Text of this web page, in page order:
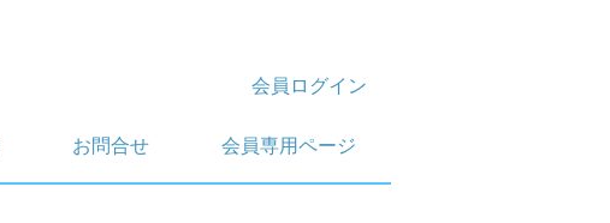
会員ログイン
お問合せ 会員専用ページ